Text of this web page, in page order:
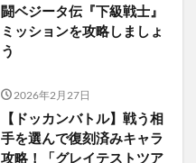
闘ベジータ伝『下級戦士』
ミッションを攻略しましょ
う
2026年2月27日
【ドッカンバトル】戦う相
手を選んで復刻済みキャラ
攻略！「グレイテストツア